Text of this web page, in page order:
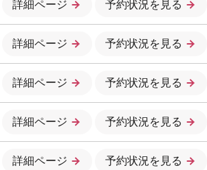
詳細ページ 予約状況を見る
詳細ページ 予約状況を見る
詳細ページ 予約状況を見る
詳細ページ 予約状況を見る
詳細ページ 予約状況を見る